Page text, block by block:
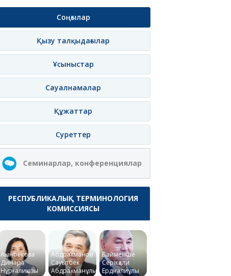
Соңғылар
Қызу талқыдағылар
Ұсыныстар
Сауалнамалар
Құжаттар
Суреттер
Семинарлар, конференциялар
РЕСПУБЛИКАЛЫҚ ТЕРМИНОЛОГИЯ
КОМИССИЯСЫ
Ақынбекова
Динара
Нұрғалиқызы
Абдрахманов
Сауытбек
Абдрахманұлы
Байменше
Серікқали
Ердіғалиұлы